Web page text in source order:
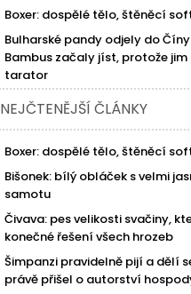
Boxer: dospělé tělo, štěněcí
Bulharské pandy odjely do
Bambus začaly jíst, protože
tarator
NEJČTENĚJŠÍ ČLÁNKY
Boxer: dospělé tělo, štěněcí
Bišonek: bílý obláček s velmi
samotu
Čivava: pes velikosti svačiny,
konečné řešení všech hrozeb
Šimpanzi pravidelně pijí a dělí
právě přišel o autorství